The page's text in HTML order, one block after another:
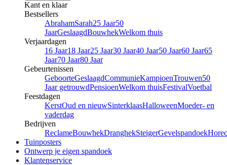
Kant en klaar
Bestsellers
AbrahamSarah25 Jaar50
JaarGeslaagdBouwhekWelkom thuis
Verjaardagen
16 Jaar18 Jaar25 Jaar30 Jaar40 Jaar50 Jaar60 Jaar65
Jaar70 Jaar80 Jaar
Gebeurtenissen
GeboorteGeslaagdCommunieKampioenTrouwen50
Jaar getrouwdPensioenWelkom thuisFestivalVoetbal
Feestdagen
KerstOud en nieuwSinterklaasHalloweenMoeder- en
vaderdag
Bedrijven
ReclameBouwhekDranghekSteigerGevelspandoek
Tuinposters
Ontwerp je eigen spandoek
Klantenservice